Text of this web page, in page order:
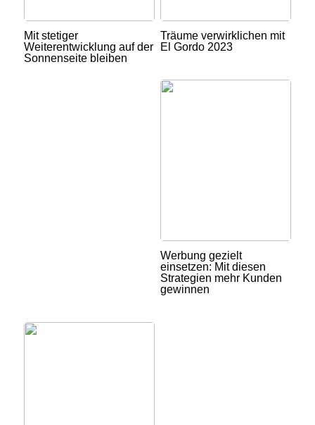
Mit stetiger
Weiterentwicklung auf der
Sonnenseite bleiben
Träume verwirklichen mit
El Gordo 2023
Werbung gezielt
einsetzen: Mit diesen
Strategien mehr Kunden
gewinnen